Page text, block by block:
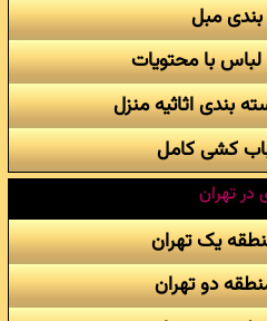
مبل
با محتویات
بندی اثاثیه منزل
کشی کامل
در تهران
یک تهران
دو تهران